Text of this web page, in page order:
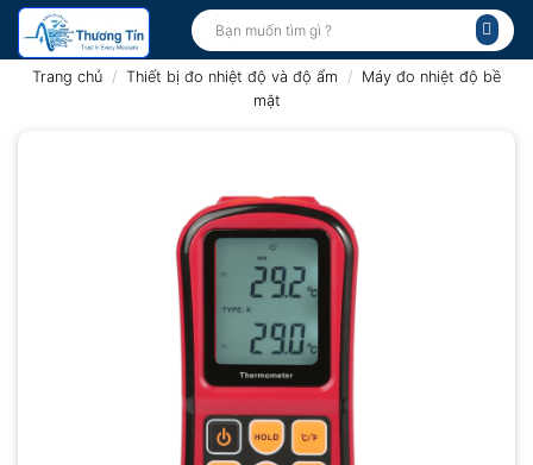
Bỏ
qua
Tìm
kiếm:
Trang chủ / Thiết bị đo nhiệt độ và độ ẩm /
Máy đo nhiệt độ bề
mặt